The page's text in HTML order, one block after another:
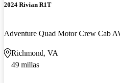
2024 Rivian R1T
Adventure Quad Motor Crew Cab
Richmond, VA
49 millas